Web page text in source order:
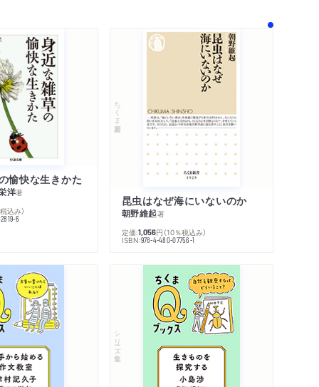
愉快な生きかた
洋著
込み）
6
ちくま新書
昆虫はなぜ海にいないのか
朝野維起著
定価:1,056円 （10％税込み）
ISBN:978-4-480-07756-1
シリーズ・全集